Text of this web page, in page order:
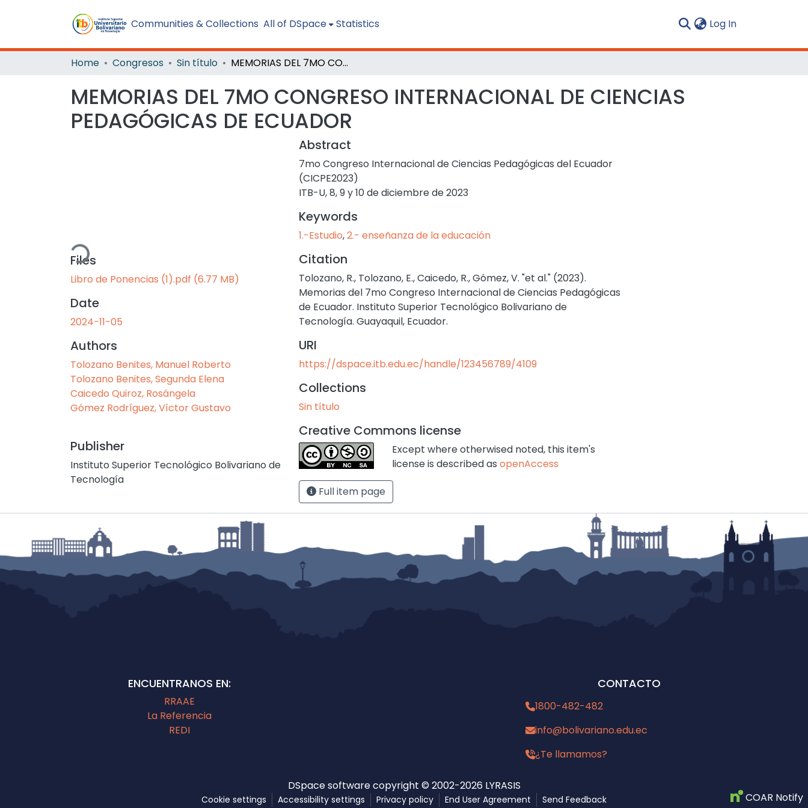
Communities & Collections All of DSpace Statistics Log In(current)
Home Congresos Sin título MEMORIAS DEL 7MO CONGRESO INTERNACIONAL DE CIENCIAS PEDAGÓGICAS DE ECUADOR
MEMORIAS DEL 7MO CONGRESO INTERNACIONAL DE CIENCIAS
PEDAGÓGICAS DE ECUADOR
Loading...
Files
Libro de Ponencias (1).pdf (6.77 MB)
Date
2024-11-05
Authors
Tolozano Benites, Manuel Roberto
Tolozano Benites, Segunda Elena
Caicedo Quiroz, Rosángela
Gómez Rodríguez, Víctor Gustavo
Publisher
Instituto Superior Tecnológico Bolivariano de
Tecnología
Abstract
7mo Congreso Internacional de Ciencias Pedagógicas del Ecuador
(CICPE2023)
ITB-U, 8, 9 y 10 de diciembre de 2023
Keywords
1.-Estudio,2.- enseñanza de la educación
Citation
Tolozano, R., Tolozano, E., Caicedo, R., Gómez, V. "et al." (2023).
Memorias del 7mo Congreso Internacional de Ciencias Pedagógicas
de Ecuador. Instituto Superior Tecnológico Bolivariano de
Tecnología. Guayaquil, Ecuador.
URI
https://dspace.itb.edu.ec/handle/123456789/4109
Collections
Sin título
Creative Commons license
Except where otherwised noted, this item's
license is described as openAccess
Full item page
ENCUENTRANOS EN:
RRAAE
La Referencia
REDI
CONTACTO
1800-482-482
info@bolivariano.edu.ec
¿Te llamamos?
DSpace softwarecopyright © 2002-2026 LYRASIS
Cookie settings Accessibility settings Privacy policy End User Agreement Send Feedback COAR Notify